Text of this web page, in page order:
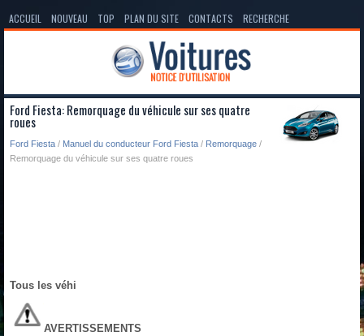
ACCUEIL NOUVEAU TOP PLAN DU SITE CONTACTS RECHERCHE
Ford Fiesta: Remorquage du véhicule sur ses quatre
roues
Ford Fiesta / Manuel du conducteur Ford Fiesta / Remorquage /
Remorquage du véhicule sur ses quatre roues
Tous les véhi
AVERTISSEMENTS